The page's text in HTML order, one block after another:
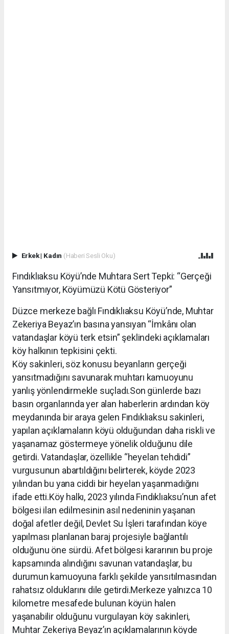
Erkek| Kadın (Haberi Sesli Oku)
Fındıklıaksu Köyü’nde Muhtara Sert Tepki: “Gerçeği
Yansıtmıyor, Köyümüzü Kötü Gösteriyor”
Düzce merkeze bağlı Fındıklıaksu Köyü’nde, Muhtar
Zekeriya Beyaz’ın basına yansıyan “İmkânı olan
vatandaşlar köyü terk etsin” şeklindeki açıklamaları
köy halkının tepkisini çekti.
Köy sakinleri, söz konusu beyanların gerçeği
yansıtmadığını savunarak muhtarı kamuoyunu
yanlış yönlendirmekle suçladı.Son günlerde bazı
basın organlarında yer alan haberlerin ardından köy
meydanında bir araya gelen Fındıklıaksu sakinleri,
yapılan açıklamaların köyü olduğundan daha riskli ve
yaşanamaz göstermeye yönelik olduğunu dile
getirdi. Vatandaşlar, özellikle “heyelan tehdidi”
vurgusunun abartıldığını belirterek, köyde 2023
yılından bu yana ciddi bir heyelan yaşanmadığını
ifade etti.Köy halkı, 2023 yılında Fındıklıaksu’nun afet
bölgesi ilan edilmesinin asıl nedeninin yaşanan
doğal afetler değil, Devlet Su İşleri tarafından köye
yapılması planlanan baraj projesiyle bağlantılı
olduğunu öne sürdü. Afet bölgesi kararının bu proje
kapsamında alındığını savunan vatandaşlar, bu
durumun kamuoyuna farklı şekilde yansıtılmasından
rahatsız olduklarını dile getirdi.Merkeze yalnızca 10
kilometre mesafede bulunan köyün halen
yaşanabilir olduğunu vurgulayan köy sakinleri,
Muhtar Zekeriya Beyaz’ın açıklamalarının köyde